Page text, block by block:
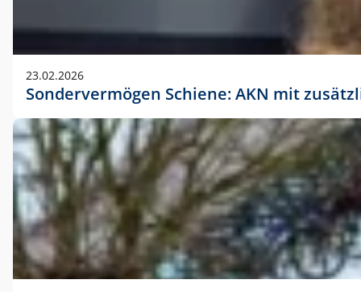
23.02.2026
Sondervermögen Schiene: AKN mit